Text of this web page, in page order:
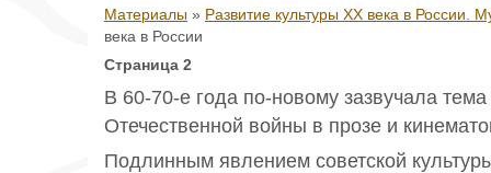
Материалы » Развитие культуры ХХ века в России.
века в России
Страница 2
В 60-70-е года по-новому зазвучала
Отечественной войны в прозе и
Подлинным явлением советской